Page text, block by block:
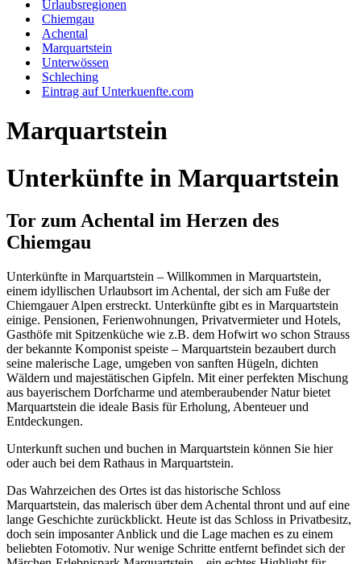
Urlaubsregionen
Chiemgau
Achental
Marquartstein
Unterwössen
Schleching
Eintrag auf Unterkuenfte.com
Marquartstein
Unterkünfte in Marquartstein
Tor zum Achental im Herzen des
Chiemgau
Unterkünfte in Marquartstein – Willkommen in Marquartstein,
einem idyllischen Urlaubsort im Achental, der sich am Fuße der
Chiemgauer Alpen erstreckt. Unterkünfte gibt es in Marquartstein
einige. Pensionen, Ferienwohnungen, Privatvermieter und Hotels,
Gasthöfe mit Spitzenküche wie z.B. dem Hofwirt wo schon Strauss
der bekannte Komponist speiste – Marquartstein bezaubert durch
seine malerische Lage, umgeben von sanften Hügeln, dichten
Wäldern und majestätischen Gipfeln. Mit einer perfekten Mischung
aus bayerischem Dorfcharme und atemberaubender Natur bietet
Marquartstein die ideale Basis für Erholung, Abenteuer und
Entdeckungen.
Unterkunft suchen und buchen in Marquartstein können Sie hier
oder auch bei dem Rathaus in Marquartstein.
Das Wahrzeichen des Ortes ist das historische Schloss
Marquartstein, das malerisch über dem Achental thront und auf eine
lange Geschichte zurückblickt. Heute ist das Schloss in Privatbesitz,
doch sein imposanter Anblick und die Lage machen es zu einem
beliebten Fotomotiv. Nur wenige Schritte entfernt befindet sich der